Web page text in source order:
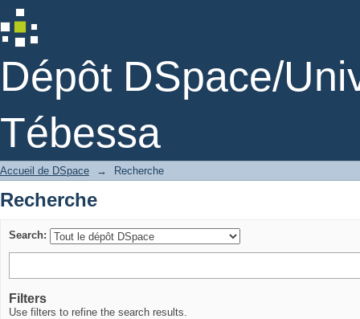
Dépôt DSpace/
Tébessa
Recherche
Accueil de DSpace → Recherche
Recherche
Search:
Filters
Use filters to refine the search results.